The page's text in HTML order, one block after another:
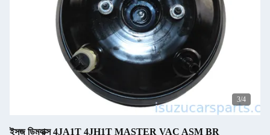
3/4
ইসুজু ডিম্যাক্স 4JA1T 4JH1T MASTER VAC ASM BR